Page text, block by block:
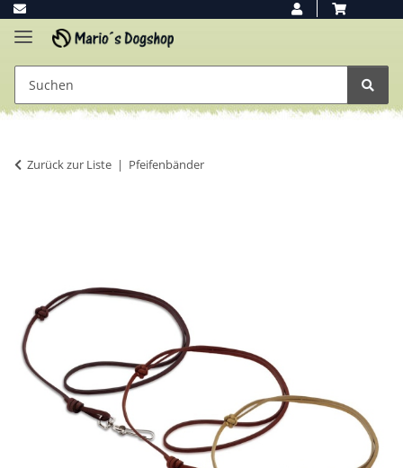
Zurück zur Liste Pfeifenbänder